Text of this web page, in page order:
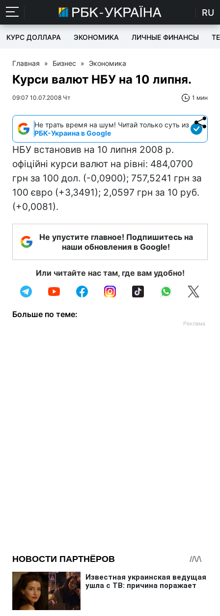
RU
КУРС ДОЛЛАРА ЭКОНОМИКА ЛИЧНЫЕ ФИНАНСЫ
Главная » Бизнес » Экономика
Курси валют НБУ на 10 липня.
09:07 10.07.2008 Чт 1 мин
Не трать время на шум! Читай только суть из
РБК-Украина в Google
НБУ встановив на 10 липня 2008 р.
офіційні курси валют на рівні: 484,0700
грн за 100 дол. (-0,0900); 757,5241 грн за
100 євро (+3,3491); 2,0597 грн за 10 руб.
(+0,0081).
Не упустите главное! Подпишитесь на
наши обновления в Google!
Или читайте нас там, где вам удобно!
Больше по теме: